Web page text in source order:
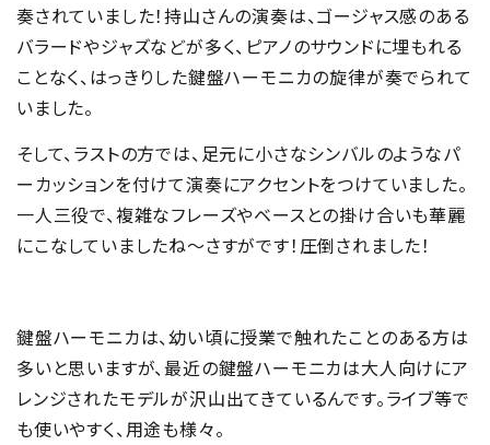
奏されていました！持山さんの演奏は、ゴージャス感のある
バラードやジャズなどが多く、ピアノのサウンドに埋もれる
ことなく、はっきりした鍵盤ハーモニカの旋律が奏でられて
いました。
そして、ラストの方では、足元に小さなシンバルのようなパ
ーカッションを付けて演奏にアクセントをつけていました。
一人三役で、複雑なフレーズやベースとの掛け合いも華麗
にこなしていましたね～さすがです！圧倒されました！
鍵盤ハーモニカは、幼い頃に授業で触れたことのある方は
多いと思いますが、最近の鍵盤ハーモニカは大人向けにア
レンジされたモデルが沢山出てきているんです。ライブ等で
も使いやすく、用途も様々。